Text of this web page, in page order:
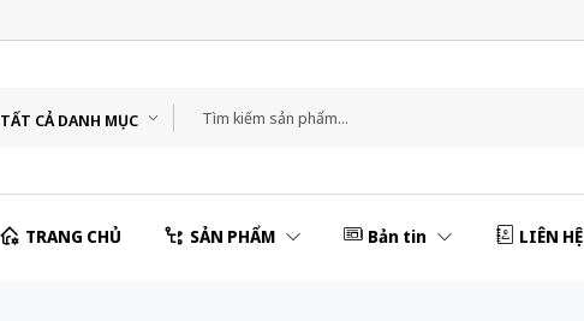
TẤT CẢ DANH MỤC
TRANG CHỦ SẢN PHẨM Bản tin LIÊN HỆ